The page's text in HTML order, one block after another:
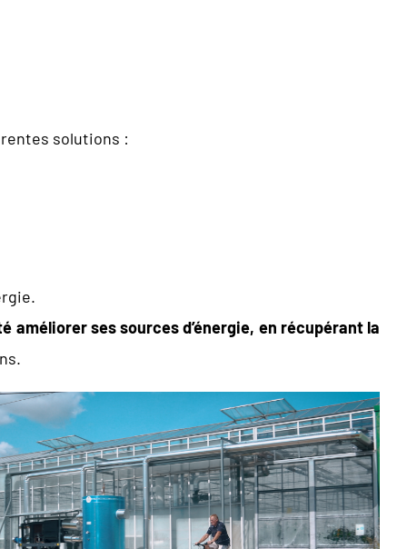
solutions :
améliorer ses sources d’énergie, en récupérant la